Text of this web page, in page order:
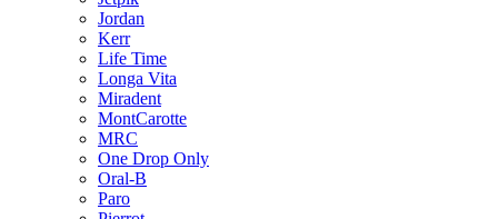
Jordan
Kerr
Life Time
Longa Vita
Miradent
MontCarotte
MRC
One Drop Only
Oral-B
Paro